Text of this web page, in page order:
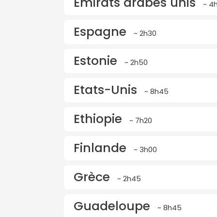
~
Espagne ~ 2h30
Estonie ~ 2h50
Etats-Unis ~ 8h45
Ethiopie ~ 7h20
Finlande ~ 3h00
Grèce ~ 2h45
Guadeloupe ~ 8h45